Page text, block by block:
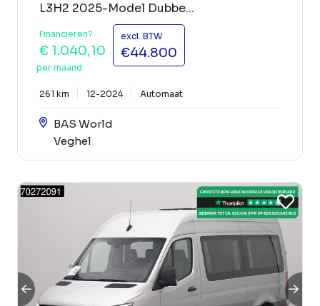
L3H2 2025-Model Dubbe...
Financieren?
€ 1.040,10
per maand
excl. BTW
€44.800
261 km 12-2024 Automaat
BAS World
Veghel